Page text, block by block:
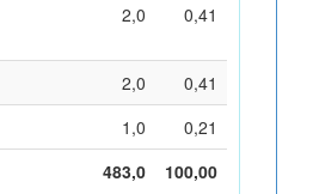
2,0 0,41
2,0
0,41
1,0
0,21
483,0
100,00